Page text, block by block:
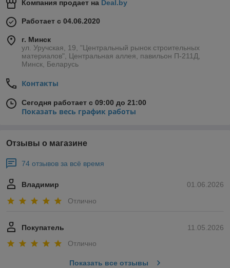
Компания продает на Deal.by
Работает с 04.06.2020
г. Минск
ул. Уручская, 19, "Центральный рынок строительных
материалов", Центральная аллея, павильон П-211Д,
Минск, Беларусь
Контакты
Сегодня работает с 09:00 до 21:00
Показать весь график работы
Отзывы о магазине
74 отзывов за всё время
01.06.2026
Владимир
Отлично
11.05.2026
Покупатель
Отлично
Показать все отзывы